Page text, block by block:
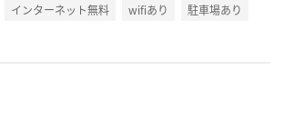
インターネット無料 wifiあり 駐車場あり